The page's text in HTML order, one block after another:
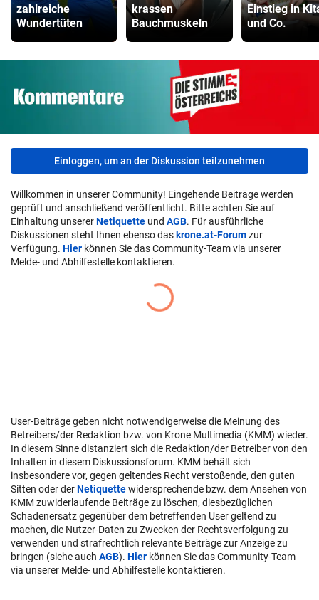
zahlreiche
Wundertüten
krassen
Bauchmuskeln
Einstieg in
und Co.
Einloggen, um an der Diskussion teilzunehmen
Willkommen in unserer Community! Eingehende Beiträge werden
geprüft und anschließend veröffentlicht. Bitte achten Sie auf
Einhaltung unsererNetiquette und AGB. Für ausführliche
Diskussionen steht Ihnen ebenso das krone.at-Forumzur
Verfügung. Hier können Sie das Community-Team via unserer
Melde- und Abhilfestelle kontaktieren.
User-Beiträge geben nicht notwendigerweise die Meinung des
Betreibers/der Redaktion bzw. von Krone Multimedia (KMM) wieder.
In diesem Sinne distanziert sich die Redaktion/der Betreiber von den
Inhalten in diesem Diskussionsforum. KMM behält sich
insbesondere vor, gegen geltendes Recht verstoßende, den guten
Sitten oder derNetiquettewidersprechende bzw. dem Ansehen von
KMM zuwiderlaufende Beiträge zu löschen, diesbezüglichen
Schadenersatz gegenüber dem betreffenden User geltend zu
machen, die Nutzer-Daten zu Zwecken der Rechtsverfolgung zu
verwenden und strafrechtlich relevante Beiträge zur Anzeige zu
bringen (siehe auch AGB). Hier können Sie das Community-Team
via unserer Melde- und Abhilfestelle kontaktieren.